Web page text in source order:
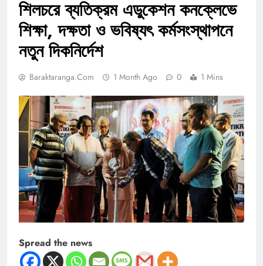
শিলচরে ব্যতিক্রম এডুকেশন কনক্লেভে
শিক্ষা, দক্ষতা ও ভবিষ্যৎ কর্মসংস্থাপনে
নতুন দিকনির্দেশ
Baraktaranga.com 1 Month Ago 0 1 Mins
Spread the news